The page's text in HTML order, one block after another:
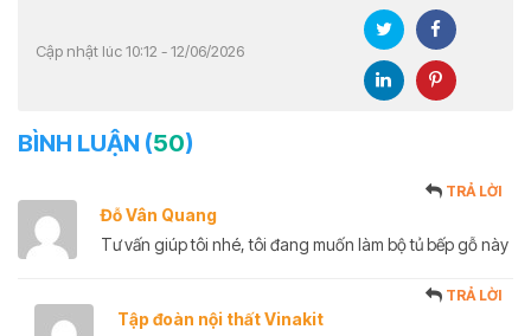
Cập nhật lúc 10:12 - 12/06/2026
BÌNH LUẬN (50)
Đỗ Vân Quang
TRẢ LỜI
Tư vấn giúp tôi nhé, tôi đang muốn làm bộ tủ bếp gỗ này
Tập đoàn nội thất Vinakit
TRẢ LỜI